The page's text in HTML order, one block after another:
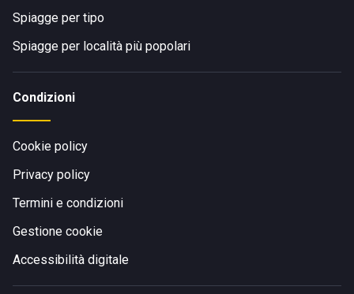
Spiagge per tipo
Spiagge per località più popolari
Condizioni
Cookie policy
Privacy policy
Termini e condizioni
Gestione cookie
Accessibilità digitale